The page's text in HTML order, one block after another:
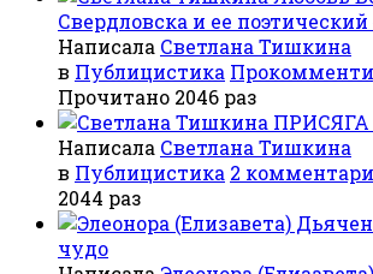
Свердловска и ее поэтический
Написала Светлана Тишкина
в Публицистика
Прочитано 2046 раз
Написала Светлана Тишкина
в Публицистика 2
2044 раз
чудо